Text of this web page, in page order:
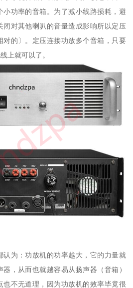
小功率的音箱。为了减小线路损耗，避
闭对其他喇叭的音量造成影响所以定压
对的〕。定压连接功放多个音箱，只要
上就可以了。
认为：功放机的功率越大，它的力量就
，从而也就越容易从扬声器（音箱）
也不无道理，因为功放机的效率毕竟很